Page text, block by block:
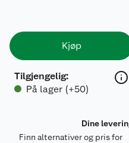
Kjøp
Tilgjengelig:
På lager (+50)
Dine
Finn alternativer og pris for